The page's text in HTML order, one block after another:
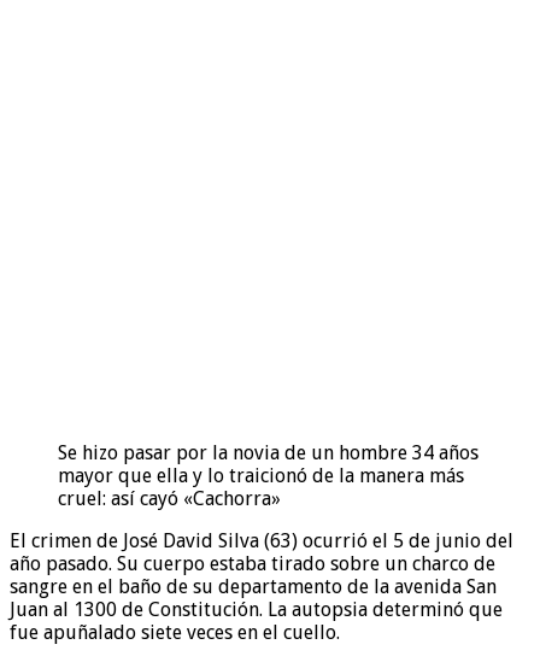
Se hizo pasar por la novia de un hombre 34 años
mayor que ella y lo traicionó de la manera más
cruel: así cayó «Cachorra»
El crimen de José David Silva (63) ocurrió el 5 de junio del
año pasado. Su cuerpo estaba tirado sobre un charco de
sangre en el baño de su departamento de la avenida San
Juan al 1300 de Constitución. La autopsia determinó que
fue apuñalado siete veces en el cuello.